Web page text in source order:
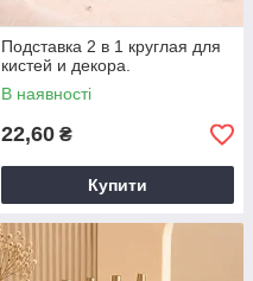
Подставка 2 в 1 круглая для
кистей и декора.
В наявності
22,60 ₴
Купити